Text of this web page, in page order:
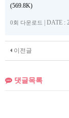
(569.8K)
0회 다운로드 DATE :
이전글
댓글목록